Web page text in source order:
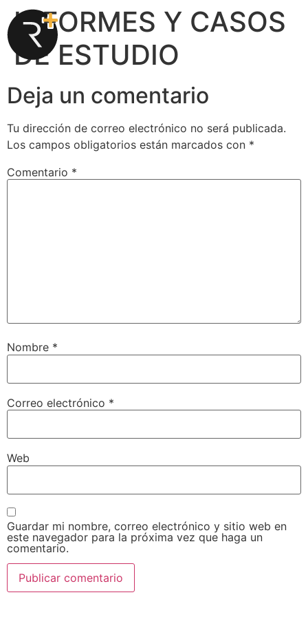
INFORMES Y CASOS
DE ESTUDIO
Deja un comentario
Tu dirección de correo electrónico no será publicada.
Los campos obligatorios están marcados con *
Comentario *
Nombre *
Correo electrónico *
Web
Guardar mi nombre, correo electrónico y sitio web en
este navegador para la próxima vez que haga un
comentario.